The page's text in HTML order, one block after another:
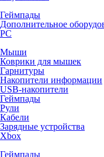
Геймпады
Дополнительное
PC
Мыши
Коврики для мышек
Гарнитуры
Накопители информации
USB-накопители
Геймпады
Рули
Кабели
Зарядные устройства
Xbox
Геймпады